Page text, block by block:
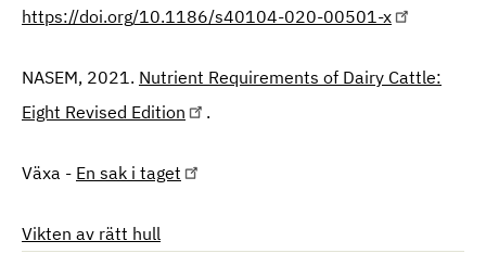
https://doi.org/10.1186/s40104-020-00501-x
NASEM, 2021. Nutrient Requirements of Dairy Cattle:
Eight Revised Edition
.
Växa - En sak i taget
Vikten av rätt hull